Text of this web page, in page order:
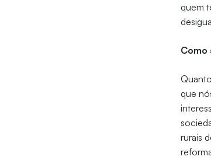
quem
Como
que
rurais